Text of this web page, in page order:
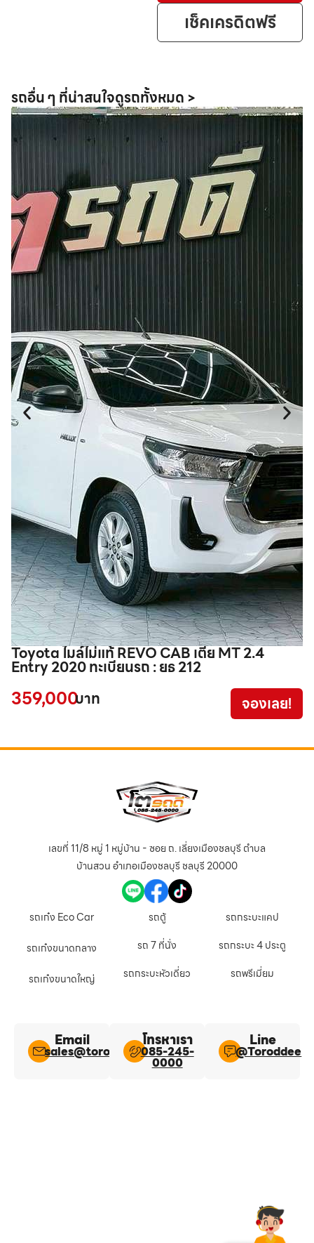
เช็คเครดิตฟรี
รถอื่น ๆ ที่น่าสนใจดูรถทั้งหมด >
Toyota ไมล์ไม่แท้ REVO CAB เตี้ย MT 2.4
Entry 2020 ทะเบียนรถ : ยธ 212
359,000บาท จองเลย!
เลขที่ 11/8 หมู่ 1 หมู่บ้าน - ซอย ถ. เลี่ยงเมืองชลบุรี ตำบล
บ้านสวน อำเภอเมืองชลบุรี ชลบุรี 20000
รถเก๋ง Eco Car
รถเก๋งขนาดกลาง
รถเก๋งขนาดใหญ่
รถตู้
รถ 7 ที่นั่ง
รถกระบะหัวเดี่ยว
รถกระบะแคป
รถกระบะ 4 ประตู
รถพรีเมี่ยม
Email
sales@toroddee.com
โทรหาเรา
085-245-
0000
Line​
@Toroddee​